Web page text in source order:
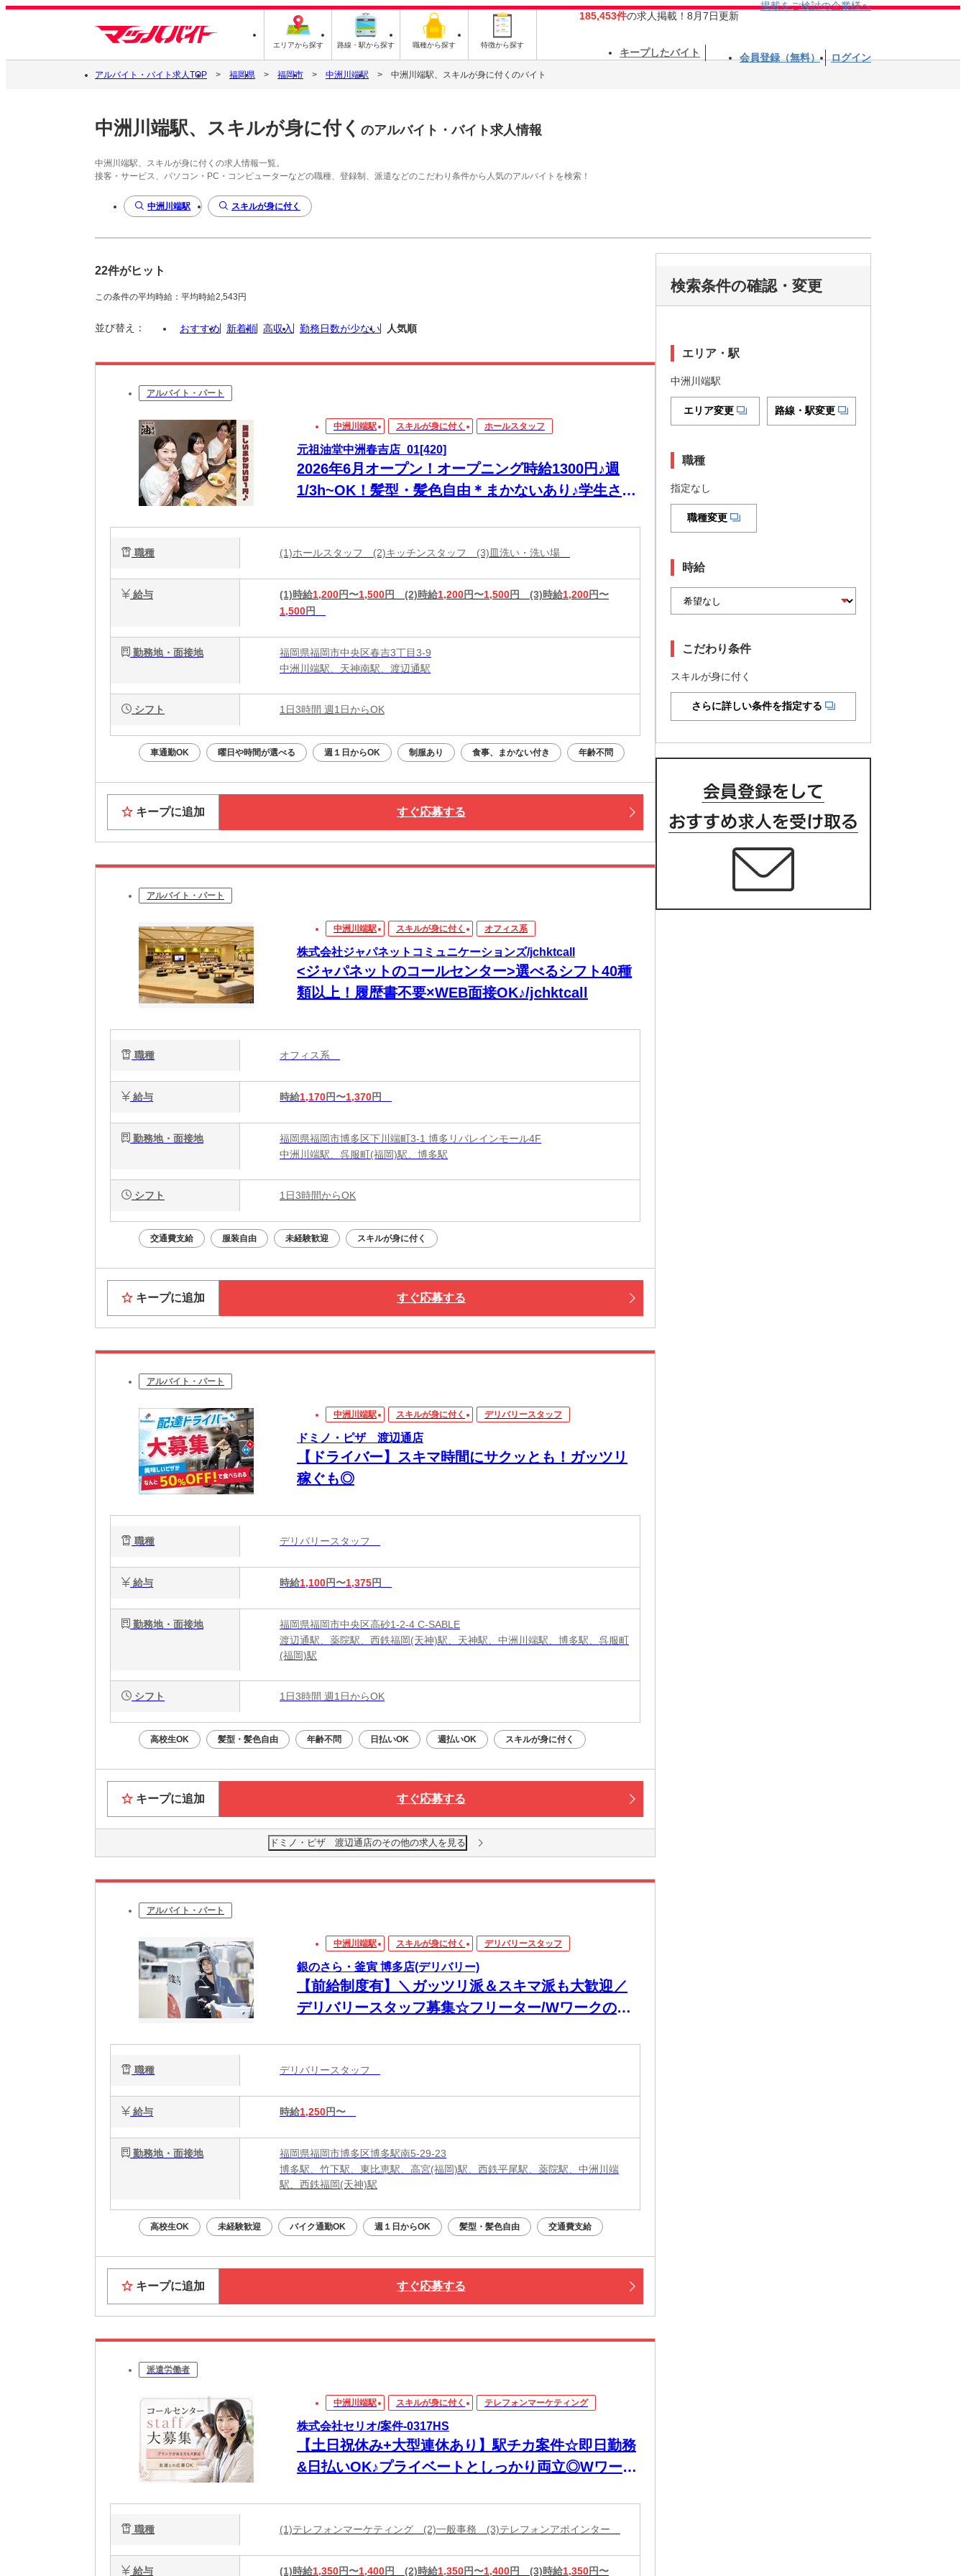
エリアから探す 路線・駅から探す 職種から探す 特徴から探す
185,453件の求人掲載！8月7日更新
掲載をご検討の企業様へ
キープしたバイト 会員登録（無料） ログイン
アルバイト・バイト求人TOP 福岡県 福岡市 中洲川端駅 中洲川端駅、スキルが身に付くのバイト
中洲川端駅、スキルが身に付く のアルバイト・バイト求人情報
中洲川端駅、スキルが身に付くの求人情報一覧。
接客・サービス、パソコン・PC・コンピューターなどの職種、登録制、派遣などのこだわり条件から人気のアルバイトを検索！
中洲川端駅 スキルが身に付く
22件がヒット
この条件の平均時給：平均時給2,543円
並び替え： おすすめ 新着順 高収入 勤務日数が少ない 人気順
アルバイト・パート
中洲川端駅 スキルが身に付く ホールスタッフ
元祖油堂中洲春吉店_01[420]
2026年6月オープン！オープニング時給1300円♪週
1/3h~OK！髪型・髪色自由＊まかないあり♪学生さん
職種 (1)ホールスタッフ (2)キッチンスタッフ (3)皿洗い・洗い場
給与 (1)時給1,200円〜1,500円 (2)時給1,200円〜1,500円 (3)時給1,200円〜
1,500円
勤務地・面接地
福岡県福岡市中央区春吉3丁目3-9
中洲川端駅、天神南駅、渡辺通駅
シフト 1日3時間 週1日からOK
車通勤OK 曜日や時間が選べる 週１日からOK 制服あり 食事、まかない付き 年齢不問
キープに追加 すぐ応募する
アルバイト・パート
中洲川端駅 スキルが身に付く オフィス系
株式会社ジャパネットコミュニケーションズ/jchktcall
<ジャパネットのコールセンター>選べるシフト40種
類以上！履歴書不要×WEB面接OK♪/jchktcall
職種 オフィス系
給与 時給1,170円〜1,370円
勤務地・面接地
福岡県福岡市博多区下川端町3-1 博多リバレインモール4F
中洲川端駅、呉服町(福岡)駅、博多駅
シフト 1日3時間からOK
交通費支給 服装自由 未経験歓迎 スキルが身に付く
キープに追加 すぐ応募する
アルバイト・パート
中洲川端駅 スキルが身に付く デリバリースタッフ
ドミノ・ピザ 渡辺通店
【ドライバー】スキマ時間にサクッとも！ガッツリ
稼ぐも◎
職種 デリバリースタッフ
給与 時給1,100円〜1,375円
勤務地・面接地
福岡県福岡市中央区高砂1-2-4 C-SABLE
渡辺通駅、薬院駅、西鉄福岡(天神)駅、天神駅、中洲川端駅、博多駅、呉服町
(福岡)駅
シフト 1日3時間 週1日からOK
高校生OK 髪型・髪色自由 年齢不問 日払いOK 週払いOK スキルが身に付く
キープに追加 すぐ応募する
ドミノ・ピザ 渡辺通店のその他の求人を見る
アルバイト・パート
中洲川端駅 スキルが身に付く デリバリースタッフ
銀のさら・釜寅 博多店(デリバリー)
【前給制度有】＼ガッツリ派＆スキマ派も大歓迎／
デリバリースタッフ募集☆フリーター/Wワークの方
職種 デリバリースタッフ
給与 時給1,250円〜
勤務地・面接地
福岡県福岡市博多区博多駅南5-29-23
博多駅、竹下駅、東比恵駅、高宮(福岡)駅、西鉄平尾駅、薬院駅、中洲川端
駅、西鉄福岡(天神)駅
高校生OK 未経験歓迎 バイク通勤OK 週１日からOK 髪型・髪色自由 交通費支給
キープに追加 すぐ応募する
派遣労働者
中洲川端駅 スキルが身に付く テレフォンマーケティング
株式会社セリオ/案件-0317HS
【土日祝休み+大型連休あり】駅チカ案件☆即日勤務
&日払いOK♪プライベートとしっかり両立◎Wワー
職種 (1)テレフォンマーケティング (2)一般事務 (3)テレフォンアポインター
給与 (1)時給1,350円〜1,400円 (2)時給1,350円〜1,400円 (3)時給1,350円〜
検索条件の確認・変更
エリア・駅
中洲川端駅
エリア変更 路線・駅変更
職種
指定なし
職種変更
時給
こだわり条件
スキルが身に付く
さらに詳しい条件を指定する